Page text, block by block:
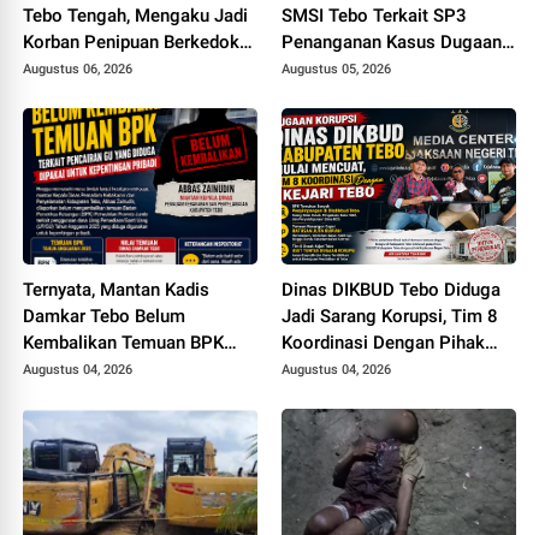
Tebo Tengah, Mengaku Jadi
Korban Penipuan Berkedok
Pemesanan Racun Tikus
Augustus 06, 2026
SMSI Tebo Terkait SP3
Penanganan Kasus Dugaan
Korupsi di DPUPR Tebo Rp
Augustus 05, 2026
Ternyata, Mantan Kadis
Damkar Tebo Belum
Kembalikan Temuan BPK
Terkait Pencairan GU yang
Kepentingan Pribadi
Augustus 04, 2026
Dinas DIKBUD Tebo Diduga
Jadi Sarang Korupsi, Tim 8
Koordinasi Dengan Pihak
Kejari Tebo
Augustus 04, 2026